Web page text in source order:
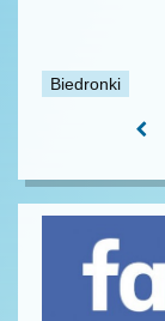
Biedronki